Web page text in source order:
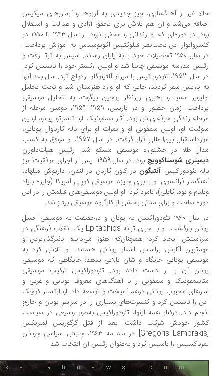
غیر از آهنگسازی، چیز جدیدی به آرزوها و آرمان‌های میکیس
می‌شد و آن هم تلاش برای تحقق آزادی و عدالت و استقلال
بود. در دوره‌ای که او زندانی و مخفی نبود، از سال ۱۹۴۳ تا ۱۹۵۰ در
آتن تحت‌نظر فیلوکتیس اکونومیدس به آموزش پرداخت.
در سال ۱۹۵۰ تحصیلات خود را به پایان رساند. سپس به کرتا رفت و
مدرسه موسیقی چانیا شد و اولین ارکستر خود را تاسیس کرد.
در سال 1953، تئودوراکیس با میرتو آلتینوگلو ازدواج کرد. سال بعد آنها
پاریس سفر کردند، جایی که او وارد هنرستان شد و تحت تحلیل
مسیا و رهبری زیرنظر یوجین بیگوت، به تحلیل موسیقی
پرداخت. زمان حضور او در پاریس، 1959–1954، دومین مرحله از
زندگی حرفه‌ای‌اش بود. آثار سمفونیک او: کنسرتو پیانو، اولین
او، اولین سمفونی او و نمرات او برای باله کارناوال یونانی،
مورداستقبال بین‌المللی قرار گرفت. در سال 1957، او موفق به کسب
طلا در جشنواره موسیقی مسکو شد. رئیس هیات‌داوران
شوستاکوویچ
بود. در سال 1959، پس از اجرای موفقیت‌آمیز
تئودوراکیسآنتیگوندر کاون گاردن در لندن، داریوش میلهاد،
فرانسوی او را برای جایزه موسیقی کوپلی آمریکا (جایزه بنیاد
و نوما کاپلی)، نامزد کرد. او اولین موسیقی‌های فیلمش را در این
ساخت و برای مدتی بخشی از کارگروه موسیقی بیتلز شد.
در سال ۱۹۶۰ تئودوراکیس به یونان و درحقیقت به موسیقی اصیل
یونان بازگشت. او با اجرای ترانه Epitaphios یک انقلاب فرهنگی در
ایجاد کرد؛ همچنان‌که هنوز می‌دانیم تاثیرگذارترین و
آثارش براساس اشعار یونانی هستند. او تلاش کرد به
یونانی جایگاه و شأن بالایی بدهد؛ جایگاهی که موسیقی
آن را از دست داده بود. تئودوراکیس ترکیب موسیقی
و سمفونی را با آهنگ‌های معروف یونانی و غربی و
محبوب یونانی درهم آمیخت و توسعه داد. او ارکستر کوچک
را تاسیس کرد و کنسرت‌های بسیاری را در سراسر یونان و خارج
داد. درکنار همه اینها، تئودوراکیس به‌طور وسیعی در سیاست
خودش شرکت داشت. بعد از قتل گرگوریس لمبریکس
[Gregoris Lambrakis] در ماه مه ۱۹۶۳، جنبش سیاسی جوانان
را تاسیس کرد و به‌عنوان رئیس آن انتخاب شد.